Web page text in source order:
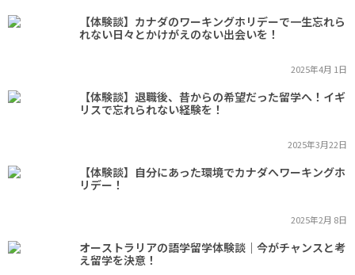
【体験談】カナダのワーキングホリデーで一生忘れら
れない日々とかけがえのない出会いを！
2025年4月 1日
【体験談】退職後、昔からの希望だった留学へ！イギ
リスで忘れられない経験を！
2025年3月22日
【体験談】自分にあった環境でカナダへワーキングホ
リデー！
2025年2月 8日
オーストラリアの語学留学体験談｜今がチャンスと考
え留学を決意！